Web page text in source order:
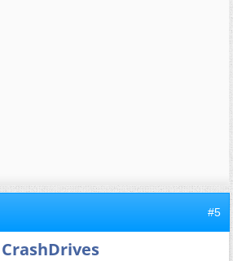
#5
CrashDrives